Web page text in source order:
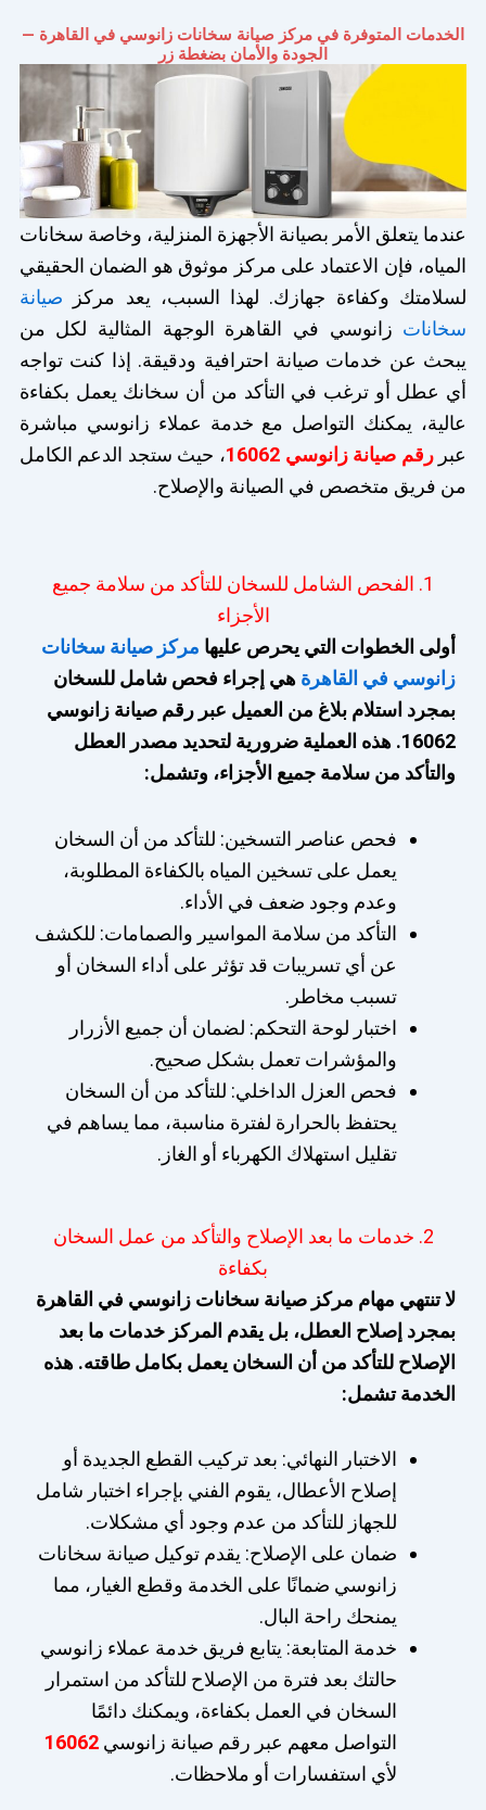
الخدمات المتوفرة في مركز صيانة سخانات زانوسي في القاهرة —
الجودة والأمان بضغطة زر
عندما يتعلق الأمر بصيانة الأجهزة المنزلية، وخاصة سخانات
المياه، فإن الاعتماد على مركز موثوق هو الضمان الحقيقي
لسلامتك وكفاءة جهازك. لهذا السبب، يعد مركز صيانة
سخانات زانوسي في القاهرة الوجهة المثالية لكل من
يبحث عن خدمات صيانة احترافية ودقيقة. إذا كنت تواجه
أي عطل أو ترغب في التأكد من أن سخانك يعمل بكفاءة
عالية، يمكنك التواصل مع خدمة عملاء زانوسي مباشرة
عبر رقم صيانة زانوسي 16062
، حيث ستجد الدعم الكامل
من فريق متخصص في الصيانة والإصلاح.
1. الفحص الشامل للسخان للتأكد من سلامة جميع
الأجزاء
أولى الخطوات التي يحرص عليها مركز صيانة سخانات
زانوسي في القاهرة هي إجراء فحص شامل للسخان
بمجرد استلام بلاغ من العميل عبر رقم صيانة زانوسي
16062. هذه العملية ضرورية لتحديد مصدر العطل
والتأكد من سلامة جميع الأجزاء، وتشمل:
فحص عناصر التسخين: للتأكد من أن السخان
يعمل على تسخين المياه بالكفاءة المطلوبة،
وعدم وجود ضعف في الأداء.
التأكد من سلامة المواسير والصمامات: للكشف
عن أي تسريبات قد تؤثر على أداء السخان أو
تسبب مخاطر.
اختبار لوحة التحكم: لضمان أن جميع الأزرار
والمؤشرات تعمل بشكل صحيح.
فحص العزل الداخلي: للتأكد من أن السخان
يحتفظ بالحرارة لفترة مناسبة، مما يساهم في
تقليل استهلاك الكهرباء أو الغاز.
2. خدمات ما بعد الإصلاح والتأكد من عمل السخان
بكفاءة
لا تنتهي مهام مركز صيانة سخانات زانوسي في القاهرة
بمجرد إصلاح العطل، بل يقدم المركز خدمات ما بعد
الإصلاح للتأكد من أن السخان يعمل بكامل طاقته. هذه
الخدمة تشمل:
الاختبار النهائي: بعد تركيب القطع الجديدة أو
إصلاح الأعطال، يقوم الفني بإجراء اختبار شامل
للجهاز للتأكد من عدم وجود أي مشكلات.
ضمان على الإصلاح: يقدم توكيل صيانة سخانات
زانوسي ضمانًا على الخدمة وقطع الغيار، مما
يمنحك راحة البال.
خدمة المتابعة: يتابع فريق خدمة عملاء زانوسي
حالتك بعد فترة من الإصلاح للتأكد من استمرار
السخان في العمل بكفاءة، ويمكنك دائمًا
التواصل معهم عبر رقم صيانة زانوسي 16062
لأي استفسارات أو ملاحظات.